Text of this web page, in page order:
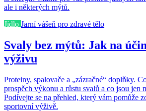
ale i některých mýtů.
Jídlo Jarní vášeň pro zdravé tělo
Svaly bez mýtů: Jak na
výživu
Proteiny, spalovače a „zázračné“ doplňky.
prospěch výkonu a růstu svalů a co jsou jen
Podívejte se na přehled, který vám pomůže
sportovní výživě.